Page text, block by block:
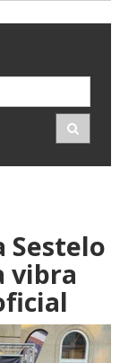
Sestelo
vibra